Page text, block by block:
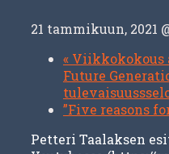
21 tammikuun, 2021
« Viikkokokous
Future
”Five reasons
Petteri Taalaksen